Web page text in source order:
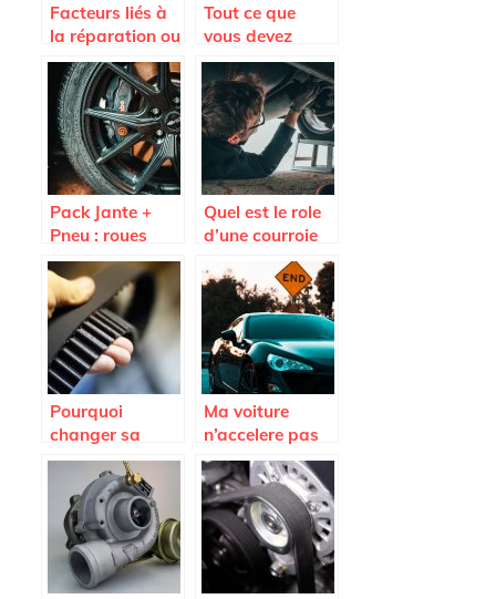
Facteurs liés à
la réparation ou
au
remplacement
du pare-brise
Tout ce que
vous devez
savoir avant
l’achat d’un
pare-brise de
voiture
Pack Jante +
Pneu : roues
completes pas
cheres sur
Avatacar.com
Quel est le role
d’une courroie
d’alternateur
Pourquoi
changer sa
courroie de
distribution
Renault ?
Ma voiture
n’accelere pas
plus; est-ce que
je dois changer
l’embrayage ?